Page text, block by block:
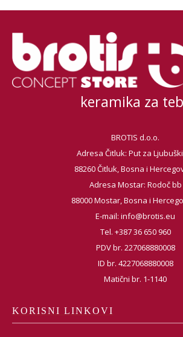
keramika za
BROTIS d.o.o.
Adresa Čitluk: Put za
88260 Čitluk, Bosna i
Adresa Mostar: Rodoč bb
88000 Mostar, Bosna i
E-mail: info@brotis.eu
Tel. +387 36 650 960
PDV br. 227068880008
ID br. 4227068880008
Matični br. 1-1140
KORISNI LINKOVI